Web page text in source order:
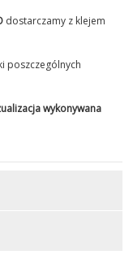
dostarczamy z klejem
poszczególnych
wykonywana